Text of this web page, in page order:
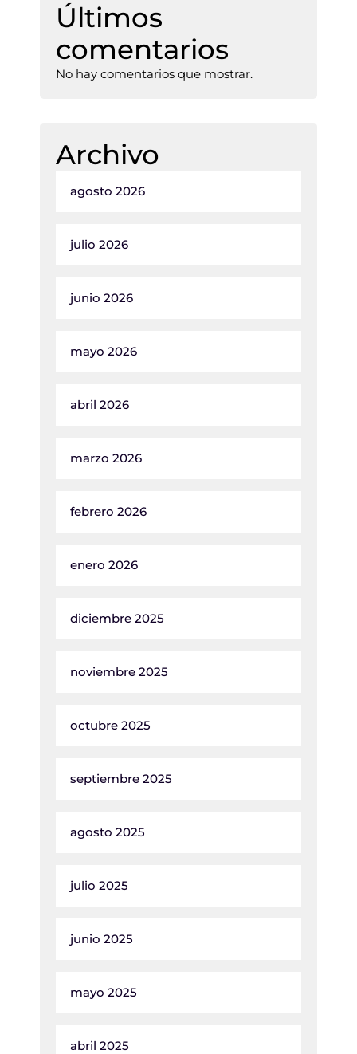
Últimos
comentarios
No hay comentarios que mostrar.
Archivo
agosto 2026
julio 2026
junio 2026
mayo 2026
abril 2026
marzo 2026
febrero 2026
enero 2026
diciembre 2025
noviembre 2025
octubre 2025
septiembre 2025
agosto 2025
julio 2025
junio 2025
mayo 2025
abril 2025